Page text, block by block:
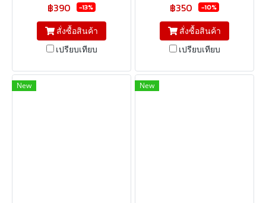
฿390 -13%
สั่งซื้อสินค้า
เปรียบเทียบ
฿350 -10%
สั่งซื้อสินค้า
เปรียบเทียบ
New New